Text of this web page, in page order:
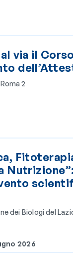
via il
2
dei Biologi del
2026